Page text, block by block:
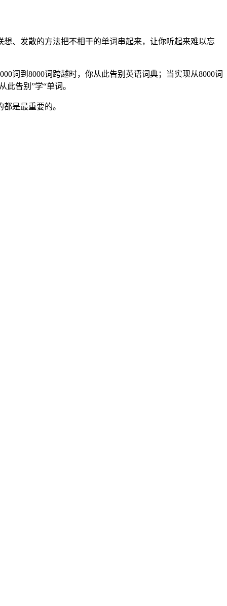
、发散的方法把不相干的单词串起来，让你听起来难以忘
词到8000词跨越时，你从此告别英语词典；当实现从8000词
告别”学“单词。
是最重要的。